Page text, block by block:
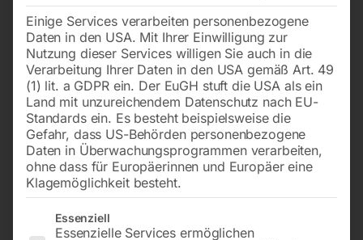
Elmag Keilriemen-
Säulenbohrmaschine Modell
Einige Services verarbeiten personenbezogene
Daten in den USA. Mit Ihrer Einwilligung zur
Nutzung dieser Services willigen Sie auch in die
Verarbeitung Ihrer Daten in den USA gemäß Art. 49
(1) lit. a GDPR ein. Der EuGH stuft die USA als ein
Land mit unzureichendem Datenschutz nach EU-
Standards ein. Es besteht beispielsweise die
Gefahr, dass US-Behörden personenbezogene
Daten in Überwachungsprogrammen verarbeiten,
ohne dass für Europäerinnen und Europäer eine
Klagemöglichkeit besteht.
Es folgt eine Liste der Service-Gruppen, für die eine
Essenziell
Essenzielle Services ermöglichen